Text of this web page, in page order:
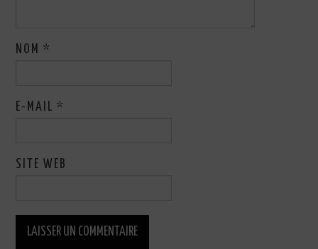
NOM*
E-MAIL*
SITE WEB